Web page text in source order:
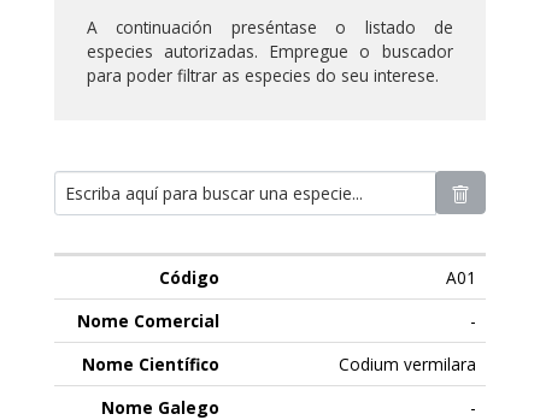
A continuación preséntase o listado de
especies autorizadas. Empregue o buscador
para poder filtrar as especies do seu interese.
A01
-
Codium vermilara
-